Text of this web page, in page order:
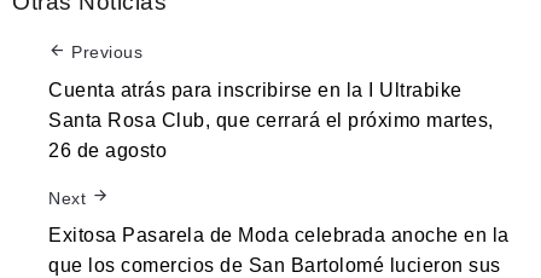
Previous
Cuenta atrás para inscribirse en la I Ultrabike
Santa Rosa Club, que cerrará el próximo martes,
26 de agosto
Next
Exitosa Pasarela de Moda celebrada anoche en la
que los comercios de San Bartolomé lucieron sus